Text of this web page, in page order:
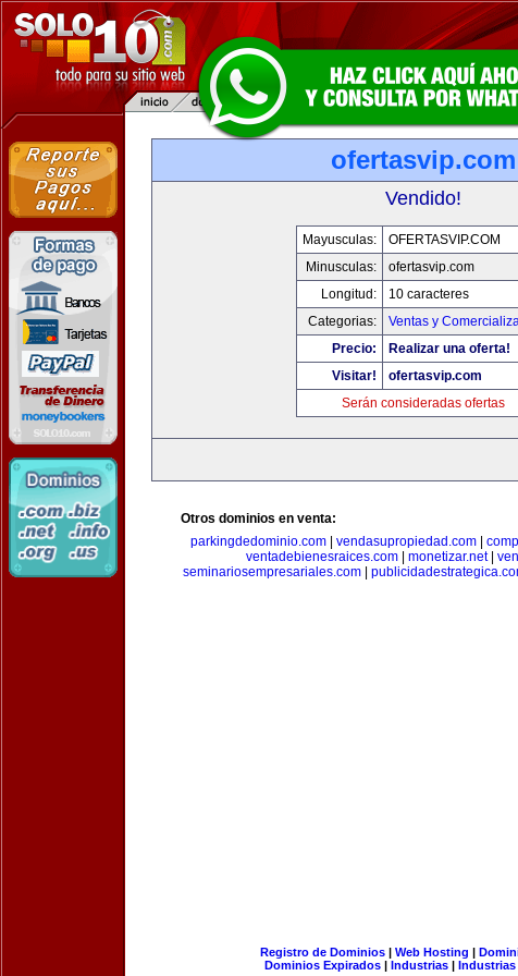
ofertasvip.com
Vendido!
Mayusculas:
OFERTASVIP.COM
Minusculas:
ofertasvip.com
Longitud:
10 caracteres
Categorias:
Ventas y
Precio:
Realizar una oferta!
Visitar!
ofertasvip.com
Serán consideradas ofertas
Otros dominios en venta:
parkingdedominio.com| vendasupropiedad.com|
ventadebienesraices.com
monetizar.net|
seminariosempresariales.com|
Registro de Dominios| Web Hosting |
Dominios Expirados | Industrias |